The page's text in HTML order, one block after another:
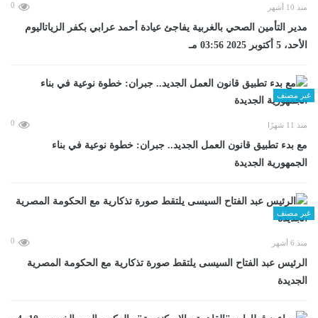
منذ 10 أشهر 0
مدير التأمين الصحي بالغربية يفاجئ عيادة أحمد عرابي بكفر الزياتاليوم
الأحد، 5 أكتوبر 2025 03:56 مـ
غير مصنف
منذ 11 شهرًا 0
مع بدء تطبيق قانون العمل الجديد.. جبران: خطوة نوعية في بناء
الجمهورية الجديدة
غير مصنف
منذ 6 أشهر 0
الرئيس عبد الفتاح السيسى يلتقط صورة تذكارية مع الحكومة المصرية
الجديدة